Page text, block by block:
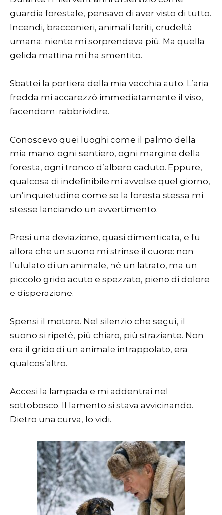
guardia forestale, pensavo di aver visto di tutto.
Incendi, bracconieri, animali feriti, crudeltà
umana: niente mi sorprendeva più. Ma quella
gelida mattina mi ha smentito.
Sbattei la portiera della mia vecchia auto. L’aria
fredda mi accarezzò immediatamente il viso,
facendomi rabbrividire.
Conoscevo quei luoghi come il palmo della
mia mano: ogni sentiero, ogni margine della
foresta, ogni tronco d’albero caduto. Eppure,
qualcosa di indefinibile mi avvolse quel giorno,
un’inquietudine come se la foresta stessa mi
stesse lanciando un avvertimento.
Presi una deviazione, quasi dimenticata, e fu
allora che un suono mi strinse il cuore: non
l’ululato di un animale, né un latrato, ma un
piccolo grido acuto e spezzato, pieno di dolore
e disperazione.
Spensi il motore. Nel silenzio che seguì, il
suono si ripeté, più chiaro, più straziante. Non
era il grido di un animale intrappolato, era
qualcos’altro.
Accesi la lampada e mi addentrai nel
sottobosco. Il lamento si stava avvicinando.
Dietro una curva, lo vidi.